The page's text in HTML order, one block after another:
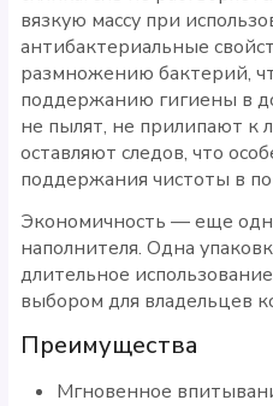
вязкую массу при
антибактериальные
размножению бактерий,
поддержанию гигиены в
не пылят, не прилипают к
оставляют следов, что
поддержания чистоты в
Экономичность — еще
наполнителя. Одна
длительное
выбором для владельцев
Преимущества
Мгновенное